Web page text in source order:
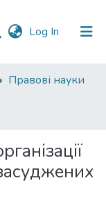
Log In (current)
Правові науки